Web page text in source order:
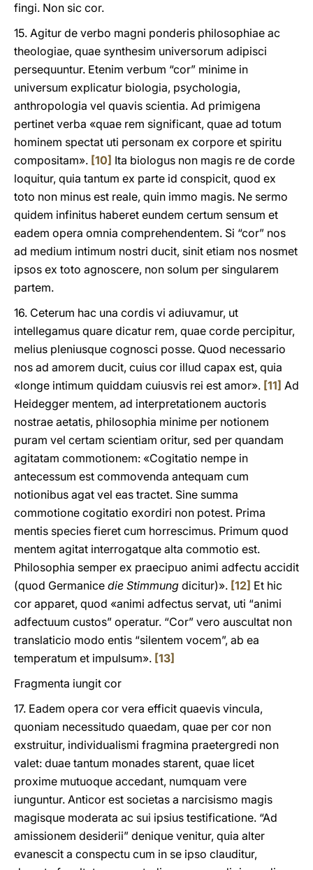
fingi. Non sic cor.
15. Agitur de verbo magni ponderis philosophiae ac
theologiae, quae synthesim universorum adipisci
persequuntur. Etenim verbum “cor” minime in
universum explicatur biologia, psychologia,
anthropologia vel quavis scientia. Ad primigena
pertinet verba «quae rem significant, quae ad totum
hominem spectat uti personam ex corpore et spiritu
compositam». [10] Ita biologus non magis re de corde
loquitur, quia tantum ex parte id conspicit, quod ex
toto non minus est reale, quin immo magis. Ne sermo
quidem infinitus haberet eundem certum sensum et
eadem opera omnia comprehendentem. Si “cor” nos
ad medium intimum nostri ducit, sinit etiam nos nosmet
ipsos ex toto agnoscere, non solum per singularem
partem.
16. Ceterum hac una cordis vi adiuvamur, ut
intellegamus quare dicatur rem, quae corde percipitur,
melius pleniusque cognosci posse. Quod necessario
nos ad amorem ducit, cuius cor illud capax est, quia
«longe intimum quiddam cuiusvis rei est amor». [11] Ad
Heidegger mentem, ad interpretationem auctoris
nostrae aetatis, philosophia minime per notionem
puram vel certam scientiam oritur, sed per quandam
agitatam commotionem: «Cogitatio nempe in
antecessum est commovenda antequam cum
notionibus agat vel eas tractet. Sine summa
commotione cogitatio exordiri non potest. Prima
mentis species fieret cum horrescimus. Primum quod
mentem agitat interrogatque alta commotio est.
Philosophia semper ex praecipuo animi adfectu accidit
(quod Germanice die Stimmung dicitur)». [12] Et hic
cor apparet, quod «animi adfectus servat, uti “animi
adfectuum custos” operatur. “Cor” vero auscultat non
translaticio modo entis “silentem vocem”, ab ea
temperatum et impulsum». [13]
Fragmenta iungit cor
17. Eadem opera cor vera efficit quaevis vincula,
quoniam necessitudo quaedam, quae per cor non
exstruitur, individualismi fragmina praetergredi non
valet: duae tantum monades starent, quae licet
proxime mutuoque accedant, numquam vere
iunguntur. Anticor est societas a narcisismo magis
magisque moderata ac sui ipsius testificatione. “Ad
amissionem desiderii” denique venitur, quia alter
evanescit a conspectu cum in se ipso clauditur,